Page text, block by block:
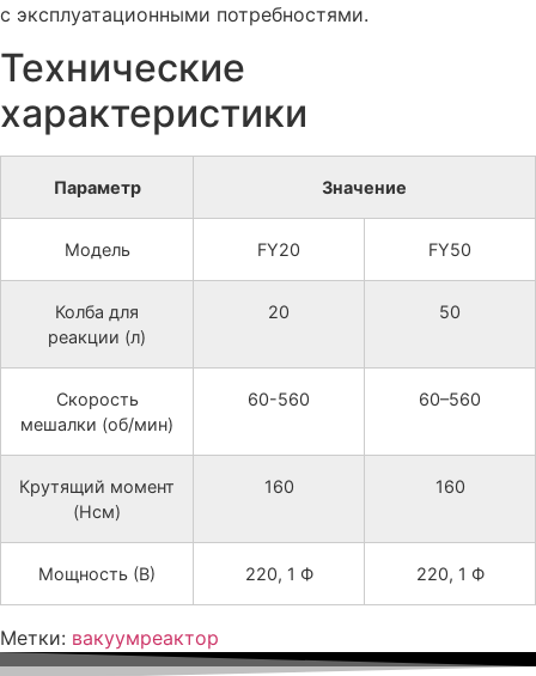
с эксплуатационными потребностями.
Технические
характеристики
Параметр Значение
Модель FY20 FY50
Колба для
реакции (л)
20 50
Скорость
мешалки (об/мин)
60-560 60–560
Крутящий момент
(Нсм)
160 160
Мощность (В) 220, 1 Ф 220, 1 Ф
Метки: вакуумреактор